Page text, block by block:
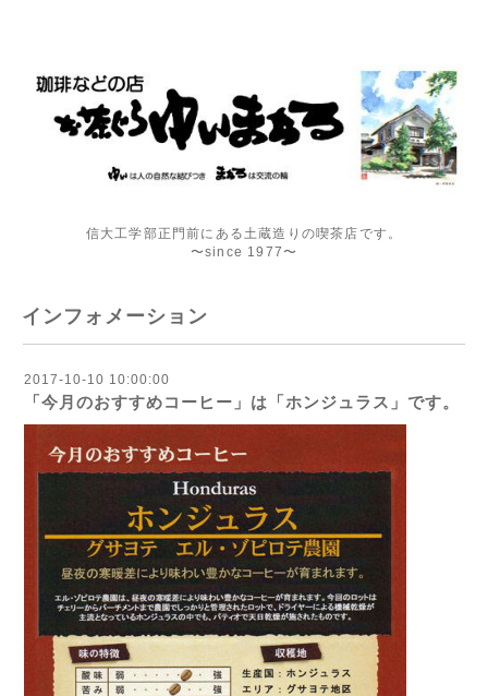
信大工学部正門前にある土蔵造りの喫茶店です。
〜since 1977〜
インフォメーション
2017-10-10 10:00:00
「今月のおすすめコーヒー」は「ホンジュラス」です。